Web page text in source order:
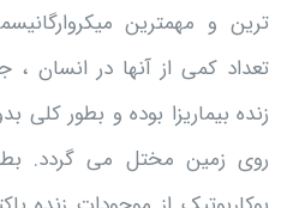
ترین و مهمترین
تعداد کمی از آنها در انسان ،
زنده بیماریزا بوده و بطور کلی
روی زمین مختل می گردد.